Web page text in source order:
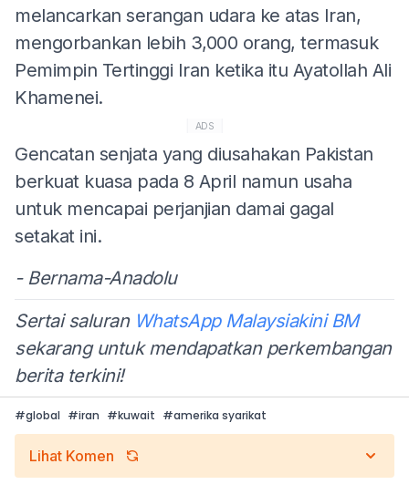
melancarkan serangan udara ke atas Iran,
mengorbankan lebih 3,000 orang, termasuk
Pemimpin Tertinggi Iran ketika itu Ayatollah Ali
Khamenei.
ADS
Gencatan senjata yang diusahakan Pakistan
berkuat kuasa pada 8 April namun usaha
untuk mencapai perjanjian damai gagal
setakat ini.
- Bernama-Anadolu
Sertai saluran WhatsApp Malaysiakini BM
sekarang untuk mendapatkan perkembangan
berita terkini!
#global #iran #kuwait #amerika syarikat
Lihat Komen